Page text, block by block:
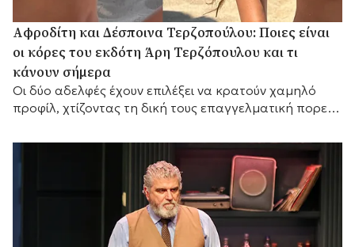
Αφροδίτη και Δέσποινα Τερζοπούλου: Ποιες είναι
οι κόρες του εκδότη Άρη Τερζόπουλου και τι
κάνουν σήμερα
Οι δύο αδελφές έχουν επιλέξει να κρατούν χαμηλό
προφίλ, χτίζοντας τη δική τους επαγγελματική πορεία,
πατέρα τους,